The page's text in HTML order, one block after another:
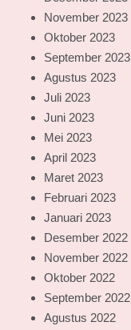
November 2023
Oktober 2023
September 2023
Agustus 2023
Juli 2023
Juni 2023
Mei 2023
April 2023
Maret 2023
Februari 2023
Januari 2023
Desember 2022
November 2022
Oktober 2022
September 2022
Agustus 2022